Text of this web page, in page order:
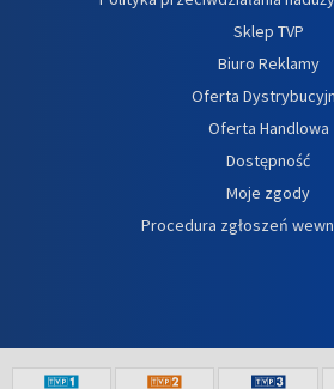
Sklep TVP
Biuro Reklamy
Oferta
Oferta Handlowa
Dostępność
Moje zgody
Procedura zgłoszeń